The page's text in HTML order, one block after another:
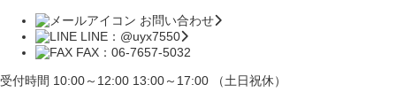
お問い合わせ
LINE：@uyx7550
FAX：06-7657-5032
受付時間 10:00～12:00 13:00～17:00 （土日祝休）